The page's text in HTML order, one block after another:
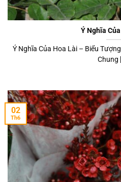
Ý Nghĩa
Ý Nghĩa Của Hoa Lài – Biểu
Chung
02
Th6